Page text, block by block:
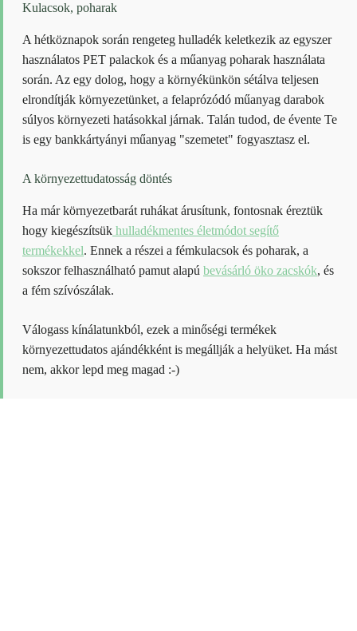
Kulacsok, poharak
A hétköznapok során rengeteg hulladék keletkezik az egyszer
használatos PET palackok és a műanyag poharak használata
során. Az egy dolog, hogy a környékünkön sétálva teljesen
elrondítják környezetünket, a felaprózódó műanyag darabok
súlyos környezeti hatásokkal járnak. Talán tudod, de évente Te
is egy bankkártyányi műanyag "szemetet" fogyasztasz el.
A környezettudatosság döntés
Ha már környezetbarát ruhákat árusítunk, fontosnak éreztük
hogy kiegészítsük hulladékmentes életmódot segítő
termékekkel. Ennek a részei a fémkulacsok és poharak, a
sokszor felhasználható pamut alapú bevásárló öko zacskók, és
a fém szívószálak.
Válogass kínálatunkból, ezek a minőségi termékek
környezettudatos ajándékként is megállják a helyüket. Ha mást
nem, akkor lepd meg magad :-)